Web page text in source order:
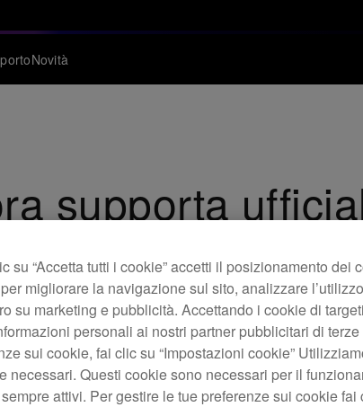
Novità
supporta
su “Accetta tutti i cookie” accetti il posizionamento dei
migliorare la navigazione sul sito, analizzare
su marketing e pubblicità. Accettando i cookie di
personali ai nostri partner pubblicitari di
sui cookie, fai clic su “Impostazioni cookie”
necessari. Questi cookie sono necessari per il
attivi. Per gestire le tue preferenze sui cookie fai